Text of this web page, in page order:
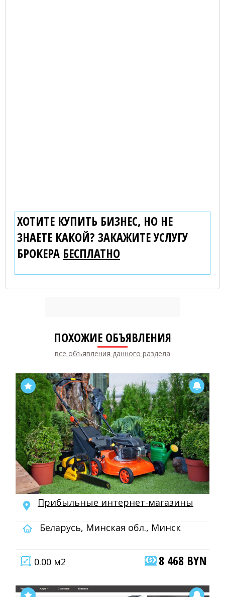
ХОТИТЕ КУПИТЬ БИЗНЕС, НО НЕ
ЗНАЕТЕ КАКОЙ? ЗАКАЖИТЕ УСЛУГУ
БРОКЕРА БЕСПЛАТНО
ПОХОЖИЕ ОБЪЯВЛЕНИЯ
все объявления данного раздела
Прибыльные интернет-магазины
Беларусь, Минская обл., Минск
0.00 м2 8 468 BYN